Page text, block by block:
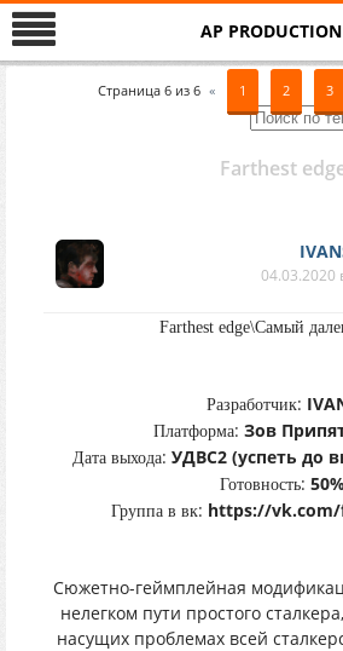
AP PRODUCTION
Страница 6 из 6 « 1 2 3
Farthest
04.03.2020
Farthest edge\Самый
Разработчик:
Платформа: Зов
Дата выхода: УДВС2 (успеть до
Готовность:
Группа в вк: https://vk.com/
Сюжетно-геймплейная
нелегком пути простого
насущих проблемах всей